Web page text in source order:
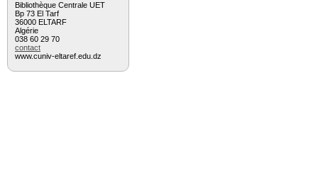
Bibliothèque Centrale UET
Bp 73 El Tarf
36000 ELTARF
Algérie
038 60 29 70
contact
www.cuniv-eltaref.edu.dz